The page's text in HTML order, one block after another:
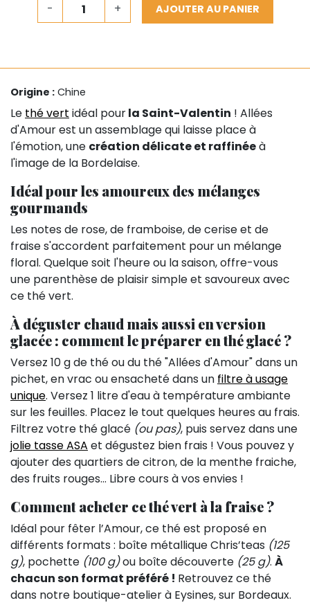
- + AJOUTER AU PANIER
Origine : Chine
Le thé vert idéal pourla Saint-Valentin ! Allées
d'Amour est un assemblage qui laisse place à
l'émotion, une création délicate et raffinéeà
l'image de la Bordelaise.
Idéal pour les amoureux des mélanges
gourmands
Les notes de rose, de framboise, de cerise et de
fraise s'accordent parfaitement pour un mélange
floral. Quelque soit l'heure ou la saison, offre-vous
une parenthèse de plaisir simple et savoureux avec
ce thé vert.
À déguster chaud mais aussi en version
glacée : comment le préparer en thé glacé ?
Versez 10 g de thé ou du thé "Allées d'Amour" dans un
pichet, en vrac ou ensacheté dans un filtre à usage
unique. Versez 1 litre d'eau à température ambiante
sur les feuilles. Placez le tout quelques heures au frais.
Filtrez votre thé glacé (ou pas), puis servez dans une
jolie tasse ASA et dégustez bien frais ! Vous pouvez y
ajouter des quartiers de citron, de la menthe fraiche,
des fruits rouges... Libre cours à vos envies !
Comment acheter ce thé vert à la fraise ?
Idéal pour fêter l’Amour, ce thé est proposé en
différents formats : boîte métallique Chris’teas (125
g), pochette (100 g)ou boîte découverte (25 g). À
chacun son format préféré ! Retrouvez ce thé
dans notre boutique-atelier à Eysines, sur Bordeaux.